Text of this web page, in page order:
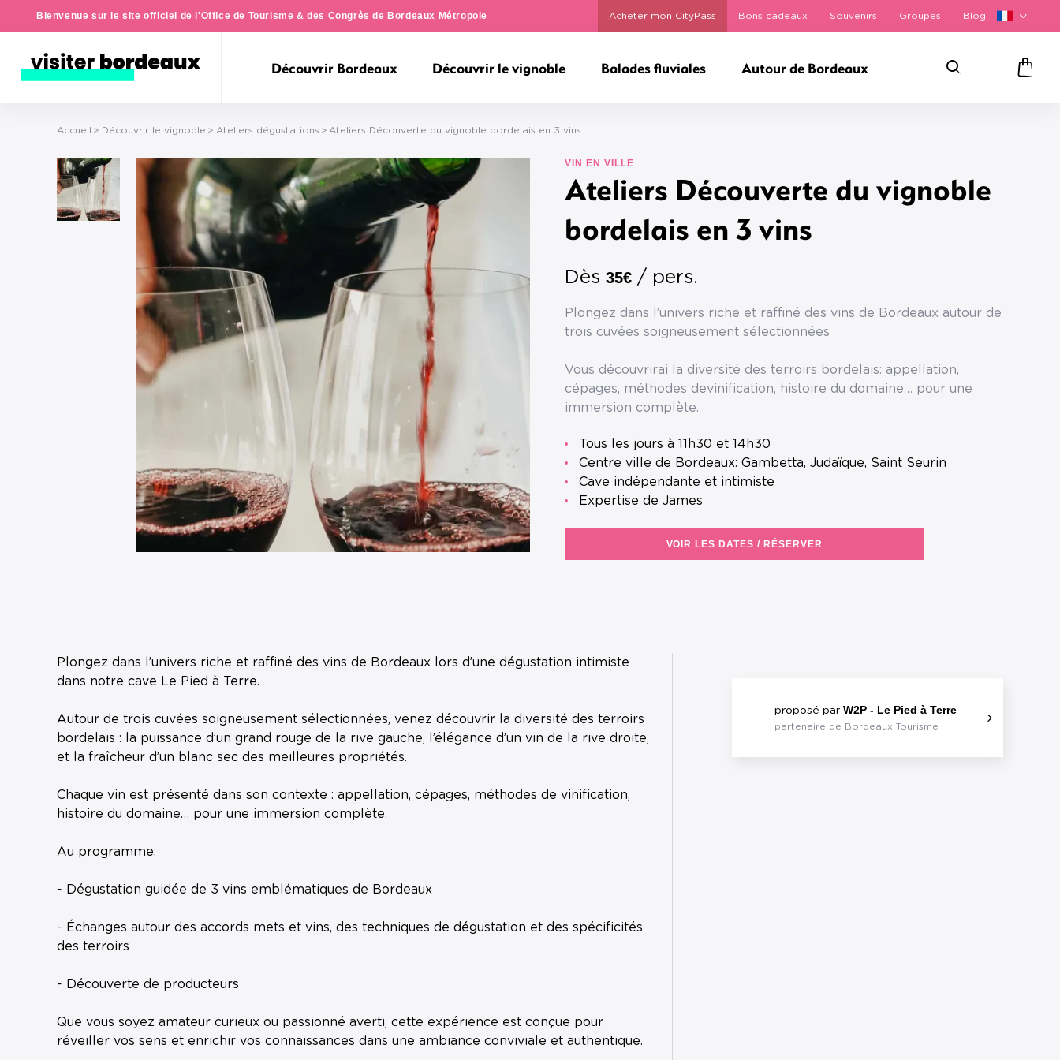
Bienvenue sur le site officiel de l'Office de Tourisme & des Congrès de Bordeaux Métropole Acheter mon CityPass Bons cadeaux Souvenirs Groupes Blog
Rechercher
Découvrir Bordeaux Découvrir le vignoble Balades fluviales Autour de Bordeaux
Accueil Découvrir le vignoble Ateliers dégustations Ateliers Découverte du vignoble bordelais en 3 vins
VIN EN VILLE
Ateliers Découverte du vignoble
bordelais en 3 vins
Dès 35€ / pers.
Plongez dans l’univers riche et raffiné des vins de Bordeaux autour de
trois cuvées soigneusement sélectionnées
Vous découvrirai la diversité des terroirs bordelais: appellation,
cépages, méthodes devinification, histoire du domaine… pour une
immersion complète.
Tous les jours à 11h30 et 14h30
Centre ville de Bordeaux: Gambetta, Judaïque, Saint Seurin
Cave indépendante et intimiste
Expertise de James
VOIR LES DATES / RÉSERVER
Plongez dans l’univers riche et raffiné des vins de Bordeaux lors d’une dégustation intimiste
dans notre cave Le Pied à Terre.
Autour de trois cuvées soigneusement sélectionnées, venez découvrir la diversité des terroirs
bordelais : la puissance d’un grand rouge de la rive gauche, l’élégance d’un vin de la rive droite,
et la fraîcheur d’un blanc sec des meilleures propriétés.
Chaque vin est présenté dans son contexte : appellation, cépages, méthodes de vinification,
histoire du domaine… pour une immersion complète.
Au programme:
- Dégustation guidée de 3 vins emblématiques de Bordeaux
- Échanges autour des accords mets et vins, des techniques de dégustation et des spécificités
des terroirs
- Découverte de producteurs
Que vous soyez amateur curieux ou passionné averti, cette expérience est conçue pour
réveiller vos sens et enrichir vos connaissances dans une ambiance conviviale et authentique.
proposé par W2P - Le Pied à Terre
partenaire de Bordeaux Tourisme